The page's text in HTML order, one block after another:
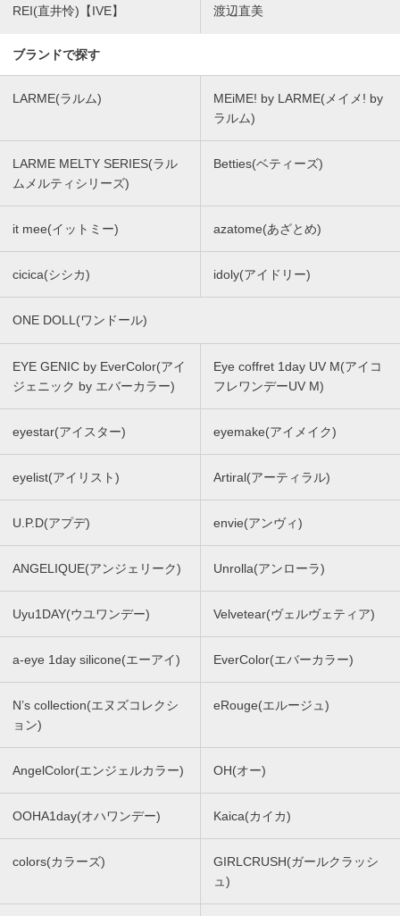
REI(直井怜)【IVE】 渡辺直美
ブランドで探す
LARME(ラルム)
MEiME! by LARME(メイメ! by
ラルム)
LARME MELTY SERIES(ラル
ムメルティシリーズ)
Betties(ベティーズ)
it mee(イットミー) azatome(あざとめ)
cicica(シシカ) idoly(アイドリー)
ONE DOLL(ワンドール)
EYE GENIC by EverColor(アイ
ジェニック by エバーカラー)
Eye coffret 1day UV M(アイコ
フレワンデーUV M)
eyestar(アイスター) eyemake(アイメイク)
eyelist(アイリスト) Artiral(アーティラル)
U.P.D(アプデ) envie(アンヴィ)
ANGELIQUE(アンジェリーク) Unrolla(アンローラ)
Uyu1DAY(ウユワンデー) Velvetear(ヴェルヴェティア)
a-eye 1day silicone(エーアイ) EverColor(エバーカラー)
N’s collection(エヌズコレクシ
ョン)
eRouge(エルージュ)
AngelColor(エンジェルカラー) OH(オー)
OOHA1day(オハワンデー) Kaica(カイカ)
colors(カラーズ)
GIRLCRUSH(ガールクラッシ
ュ)